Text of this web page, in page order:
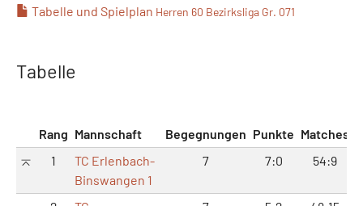
Tabelle und Spielplan Herren 60 Bezirksliga Gr. 071
Tabelle
Rang Mannschaft Begegnungen Punkte Matches
1
TC Erlenbach-
Binswangen 1
7 7:0 54:9